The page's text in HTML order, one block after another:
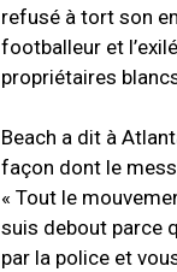
refusé à tort son
footballeur et
propriétaires
Beach a dit à
façon dont le
« Tout le
suis debout parce
par la police et